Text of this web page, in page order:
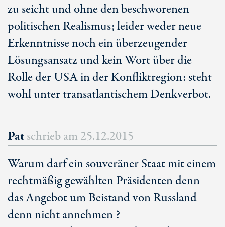
zu seicht und ohne den beschworenen
politischen Realismus; leider weder neue
Erkenntnisse noch ein überzeugender
Lösungsansatz und kein Wort über die
Rolle der USA in der Konfliktregion: steht
wohl unter transatlantischem Denkverbot.
Patschrieb am 25.12.2015
Warum darf ein souveräner Staat mit einem
rechtmäßig gewählten Präsidenten denn
das Angebot um Beistand von Russland
denn nicht annehmen ?